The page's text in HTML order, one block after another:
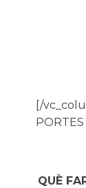
[/
QUÈ